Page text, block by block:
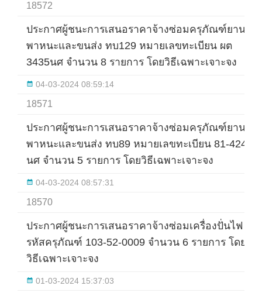
18572
ประกาศผู้ชนะการเสนอราคาจ้างซ่อมครุภัณฑ์ยาน
พาหนะและขนส่ง ทบ129 หมายเลขทะเบียน ผต
3435นศ จำนวน 8 รายการ โดยวิธีเฉพาะเจาะจง
04-03-2024 08:59:14
18571
ประกาศผู้ชนะการเสนอราคาจ้างซ่อมครุภัณฑ์ยาน
พาหนะและขนส่ง ทบ89 หมายเลขทะเบียน 81-4243
นศ จำนวน 5 รายการ โดยวิธีเฉพาะเจาะจง
04-03-2024 08:57:31
18570
ประกาศผู้ชนะการเสนอราคาจ้างซ่อมเครื่องปั่นไฟ
รหัสครุภัณฑ์ 103-52-0009 จำนวน 6 รายการ โดย
วิธีเฉพาะเจาะจง
01-03-2024 15:37:03